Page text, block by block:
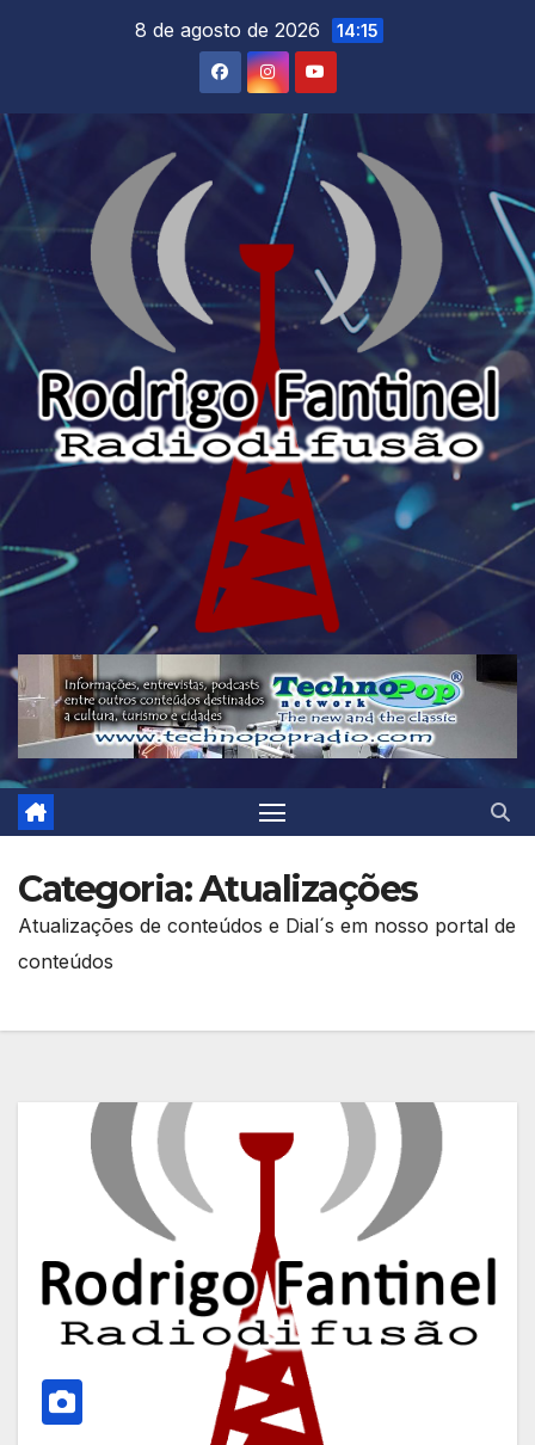
8 de agosto de 2026 14:15
Categoria:Atualizações
Atualizações de conteúdos e Dial´s em nosso portal de
conteúdos